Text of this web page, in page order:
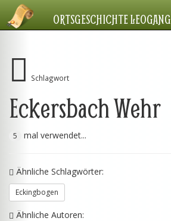
ORTSGESCHICHTE LEOGANG
Schlagwort
Eckersbach Wehr
5 mal verwendet...
Ähnliche Schlagwörter:
Eckingbogen
Ähnliche Autoren: